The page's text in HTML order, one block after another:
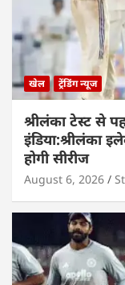
खेल ट्रेंडिंग न्यूज
श्रीलंका टेस्ट से
इंडिया:श्रीलंका
होगी सीरीज
August 6, 2026